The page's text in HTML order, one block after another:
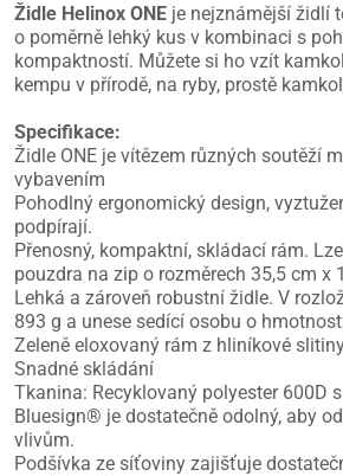
Židle Helinox ONE je nejznámější židlí
o poměrně lehký kus v kombinaci s
kompaktností. Můžete si ho vzít
kempu v přírodě, na ryby, prostě
Specifikace:
Židle ONE je vítězem různých soutěží
vybavením
Pohodlný ergonomický design,
podpírají.
Přenosný, kompaktní, skládací rám.
pouzdra na zip o rozměrech 35,5 cm x
Lehká a zároveň robustní židle. V
893 g a unese sedící osobu o
Zeleně eloxovaný rám z hliníkové
Snadné skládání
Tkanina: Recyklovaný polyester 600D
Bluesign® je dostatečně odolný, aby
vlivům.
Podšívka ze síťoviny zajišťuje